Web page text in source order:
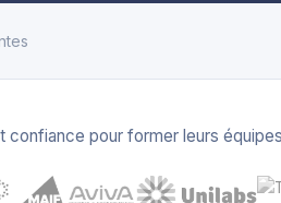
confiance pour former leurs équipes